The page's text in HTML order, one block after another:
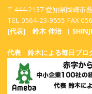
〒444-2137 愛知県岡崎市
TEL 0564-23-9555 FAX
[代表] 鈴木 伸治 （
代表 鈴木による毎日ブロ